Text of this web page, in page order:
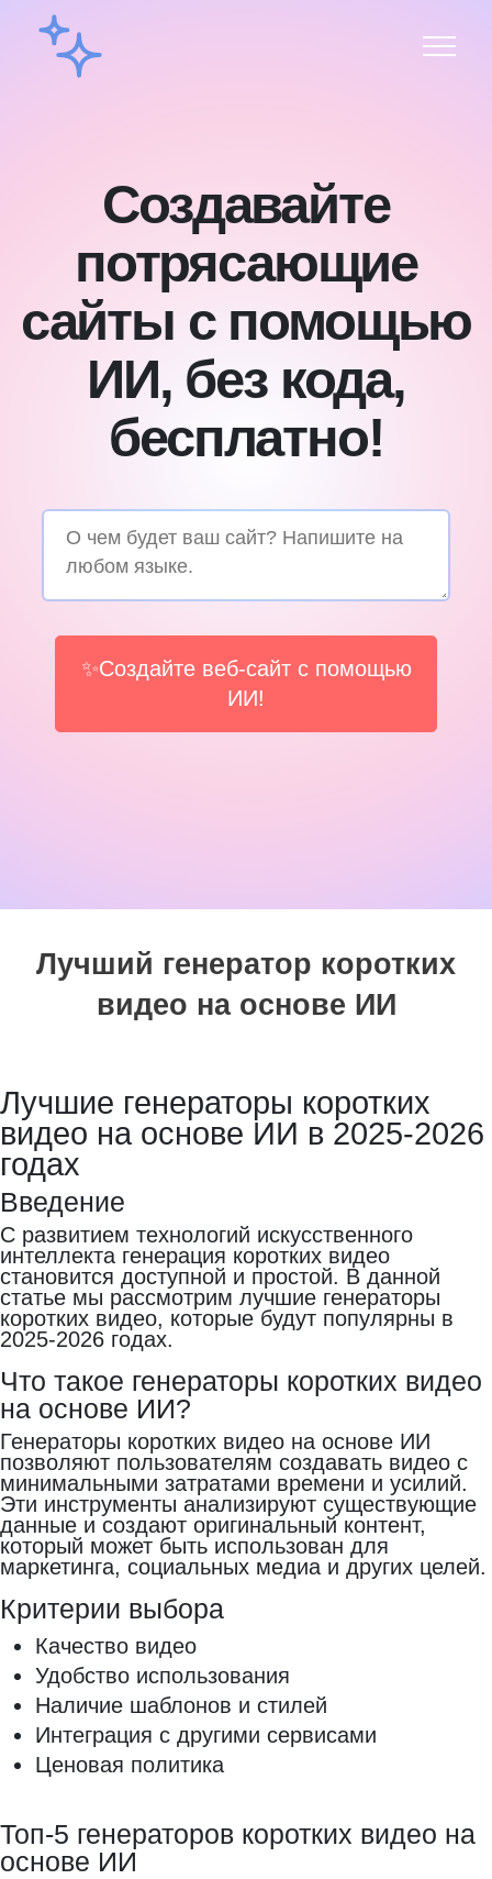
Создавайте
потрясающие
сайты с помощью
ИИ, без кода,
бесплатно!
✨Создайте веб-сайт с помощью
ИИ!
Лучший генератор коротких
видео на основе ИИ
Лучшие генераторы коротких
видео на основе ИИ в 2025-2026
годах
Введение
С развитием технологий искусственного
интеллекта генерация коротких видео
становится доступной и простой. В данной
статье мы рассмотрим лучшие генераторы
коротких видео, которые будут популярны в
2025-2026 годах.
Что такое генераторы коротких видео
на основе ИИ?
Генераторы коротких видео на основе ИИ
позволяют пользователям создавать видео с
минимальными затратами времени и усилий.
Эти инструменты анализируют существующие
данные и создают оригинальный контент,
который может быть использован для
маркетинга, социальных медиа и других целей.
Критерии выбора
Качество видео
Удобство использования
Наличие шаблонов и стилей
Интеграция с другими сервисами
Ценовая политика
Топ-5 генераторов коротких видео на
основе ИИ